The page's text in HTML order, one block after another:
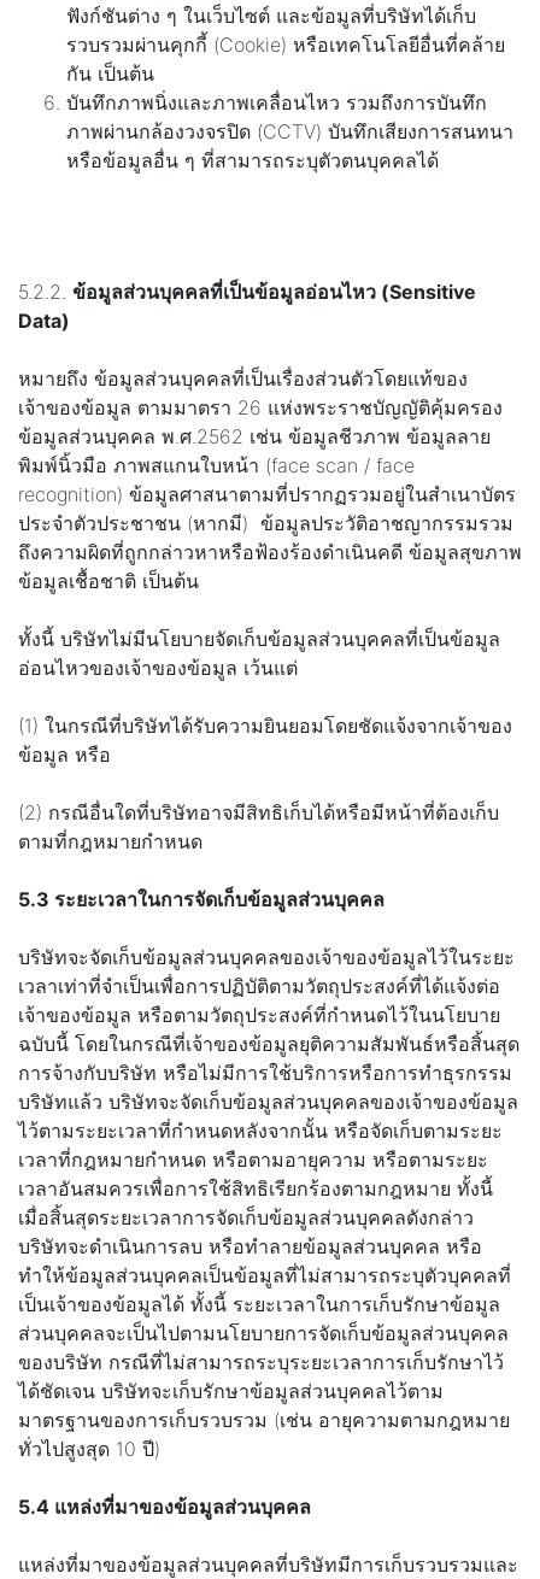
ฟังก์ชันต่าง ๆ ในเว็บไซต์ และข้อมูลที่บริษัทได้เก็บ
รวบรวมผ่านคุกกี้ (Cookie) หรือเทคโนโลยีอื่นที่คล้าย
กัน เป็นต้น
บันทึกภาพนิ่งและภาพเคลื่อนไหว รวมถึงการบันทึก
ภาพผ่านกล้องวงจรปิด (CCTV) บันทึกเสียงการสนทนา
หรือข้อมูลอื่น ๆ ที่สามารถระบุตัวตนบุคคลได้
5.2.2. ข้อมูลส่วนบุคคลที่เป็นข้อมูลอ่อนไหว (Sensitive
Data)
หมายถึง ข้อมูลส่วนบุคคลที่เป็นเรื่องส่วนตัวโดยแท้ของ
เจ้าของข้อมูล ตามมาตรา 26 แห่งพระราชบัญญัติคุ้มครอง
ข้อมูลส่วนบุคคล พ.ศ.2562 เช่น ข้อมูลชีวภาพ ข้อมูลลาย
พิมพ์นิ้วมือ ภาพสแกนใบหน้า (face scan / face
recognition) ข้อมูลศาสนาตามที่ปรากฏรวมอยู่ในสำเนาบัตร
ประจำตัวประชาชน (หากมี) ข้อมูลประวัติอาชญากรรมรวม
ถึงความผิดที่ถูกกล่าวหาหรือฟ้องร้องดำเนินคดี ข้อมูลสุขภาพ
ข้อมูลเชื้อชาติ เป็นต้น
ทั้งนี้ บริษัทไม่มีนโยบายจัดเก็บข้อมูลส่วนบุคคลที่เป็นข้อมูล
อ่อนไหวของเจ้าของข้อมูล เว้นแต่
(1) ในกรณีที่บริษัทได้รับความยินยอมโดยชัดแจ้งจากเจ้าของ
ข้อมูล หรือ
(2) กรณีอื่นใดที่บริษัทอาจมีสิทธิเก็บได้หรือมีหน้าที่ต้องเก็บ
ตามที่กฎหมายกำหนด
5.3 ระยะเวลาในการจัดเก็บข้อมูลส่วนบุคคล
บริษัทจะจัดเก็บข้อมูลส่วนบุคคลของเจ้าของข้อมูลไว้ในระยะ
เวลาเท่าที่จำเป็นเพื่อการปฏิบัติตามวัตถุประสงค์ที่ได้แจ้งต่อ
เจ้าของข้อมูล หรือตามวัตถุประสงค์ที่กำหนดไว้ในนโยบาย
ฉบับนี้ โดยในกรณีที่เจ้าของข้อมูลยุติความสัมพันธ์หรือสิ้นสุด
การจ้างกับบริษัท หรือไม่มีการใช้บริการหรือการทำธุรกรรม
บริษัทแล้ว บริษัทจะจัดเก็บข้อมูลส่วนบุคคลของเจ้าของข้อมูล
ไว้ตามระยะเวลาที่กำหนดหลังจากนั้น หรือจัดเก็บตามระยะ
เวลาที่กฎหมายกำหนด หรือตามอายุความ หรือตามระยะ
เวลาอันสมควรเพื่อการใช้สิทธิเรียกร้องตามกฎหมาย ทั้งนี้
เมื่อสิ้นสุดระยะเวลาการจัดเก็บข้อมูลส่วนบุคคลดังกล่าว
บริษัทจะดำเนินการลบ หรือทำลายข้อมูลส่วนบุคคล หรือ
ทำให้ข้อมูลส่วนบุคคลเป็นข้อมูลที่ไม่สามารถระบุตัวบุคคลที่
เป็นเจ้าของข้อมูลได้ ทั้งนี้ ระยะเวลาในการเก็บรักษาข้อมูล
ส่วนบุคคลจะเป็นไปตามนโยบายการจัดเก็บข้อมูลส่วนบุคคล
ของบริษัท กรณีที่ไม่สามารถระบุระยะเวลาการเก็บรักษาไว้
ได้ชัดเจน บริษัทจะเก็บรักษาข้อมูลส่วนบุคคลไว้ตาม
มาตรฐานของการเก็บรวบรวม (เช่น อายุความตามกฎหมาย
ทั่วไปสูงสุด 10 ปี)
5.4 แหล่งที่มาของข้อมูลส่วนบุคคล
แหล่งที่มาของข้อมูลส่วนบุคคลที่บริษัทมีการเก็บรวบรวมและ